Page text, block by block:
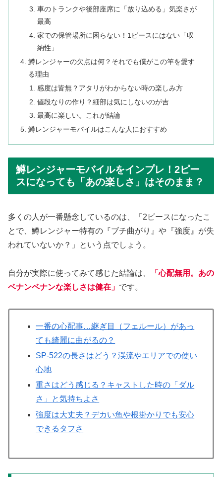
車のトランクや後部座席に「放り込める」気楽さが
最高
家での保管場所に困らない！1ピースにはない「収
納性」
鱒レンジャーの欠点は何？それでも僕がこの竿を愛す
る理由
感度は皆無？アタリがわからない時の楽しみ方
値段なりの作り？細部は気にしないのが吉
最高に楽しい。これが結論
鱒レンジャーモバイルはこんな人におすすめ
鱒レンジャーモバイルをインプレ！2ピー
スになっても「あの楽しさ」はそのまま？
多くの人が一番懸念しているのは、「2ピースになったこ
とで、鱒レンジャー特有の『ブチ曲がり』や『強度』が失
われていないか？」という点でしょう。
自分が実際に使ってみて感じた結論は、
「心配無用。あの
ベナンベナンな楽しさは健在」 です。
一番の心配事…継ぎ目（フェルール）があっ
ても綺麗に曲がるの？
SP-522の長さはどう？渓流やエリアでの使い
心地
重さはどう感じる？キャストした時の「ダル
さ」と気持ちよさ
強度は大丈夫？デカい魚や根掛かりでも安心
できるタフさ